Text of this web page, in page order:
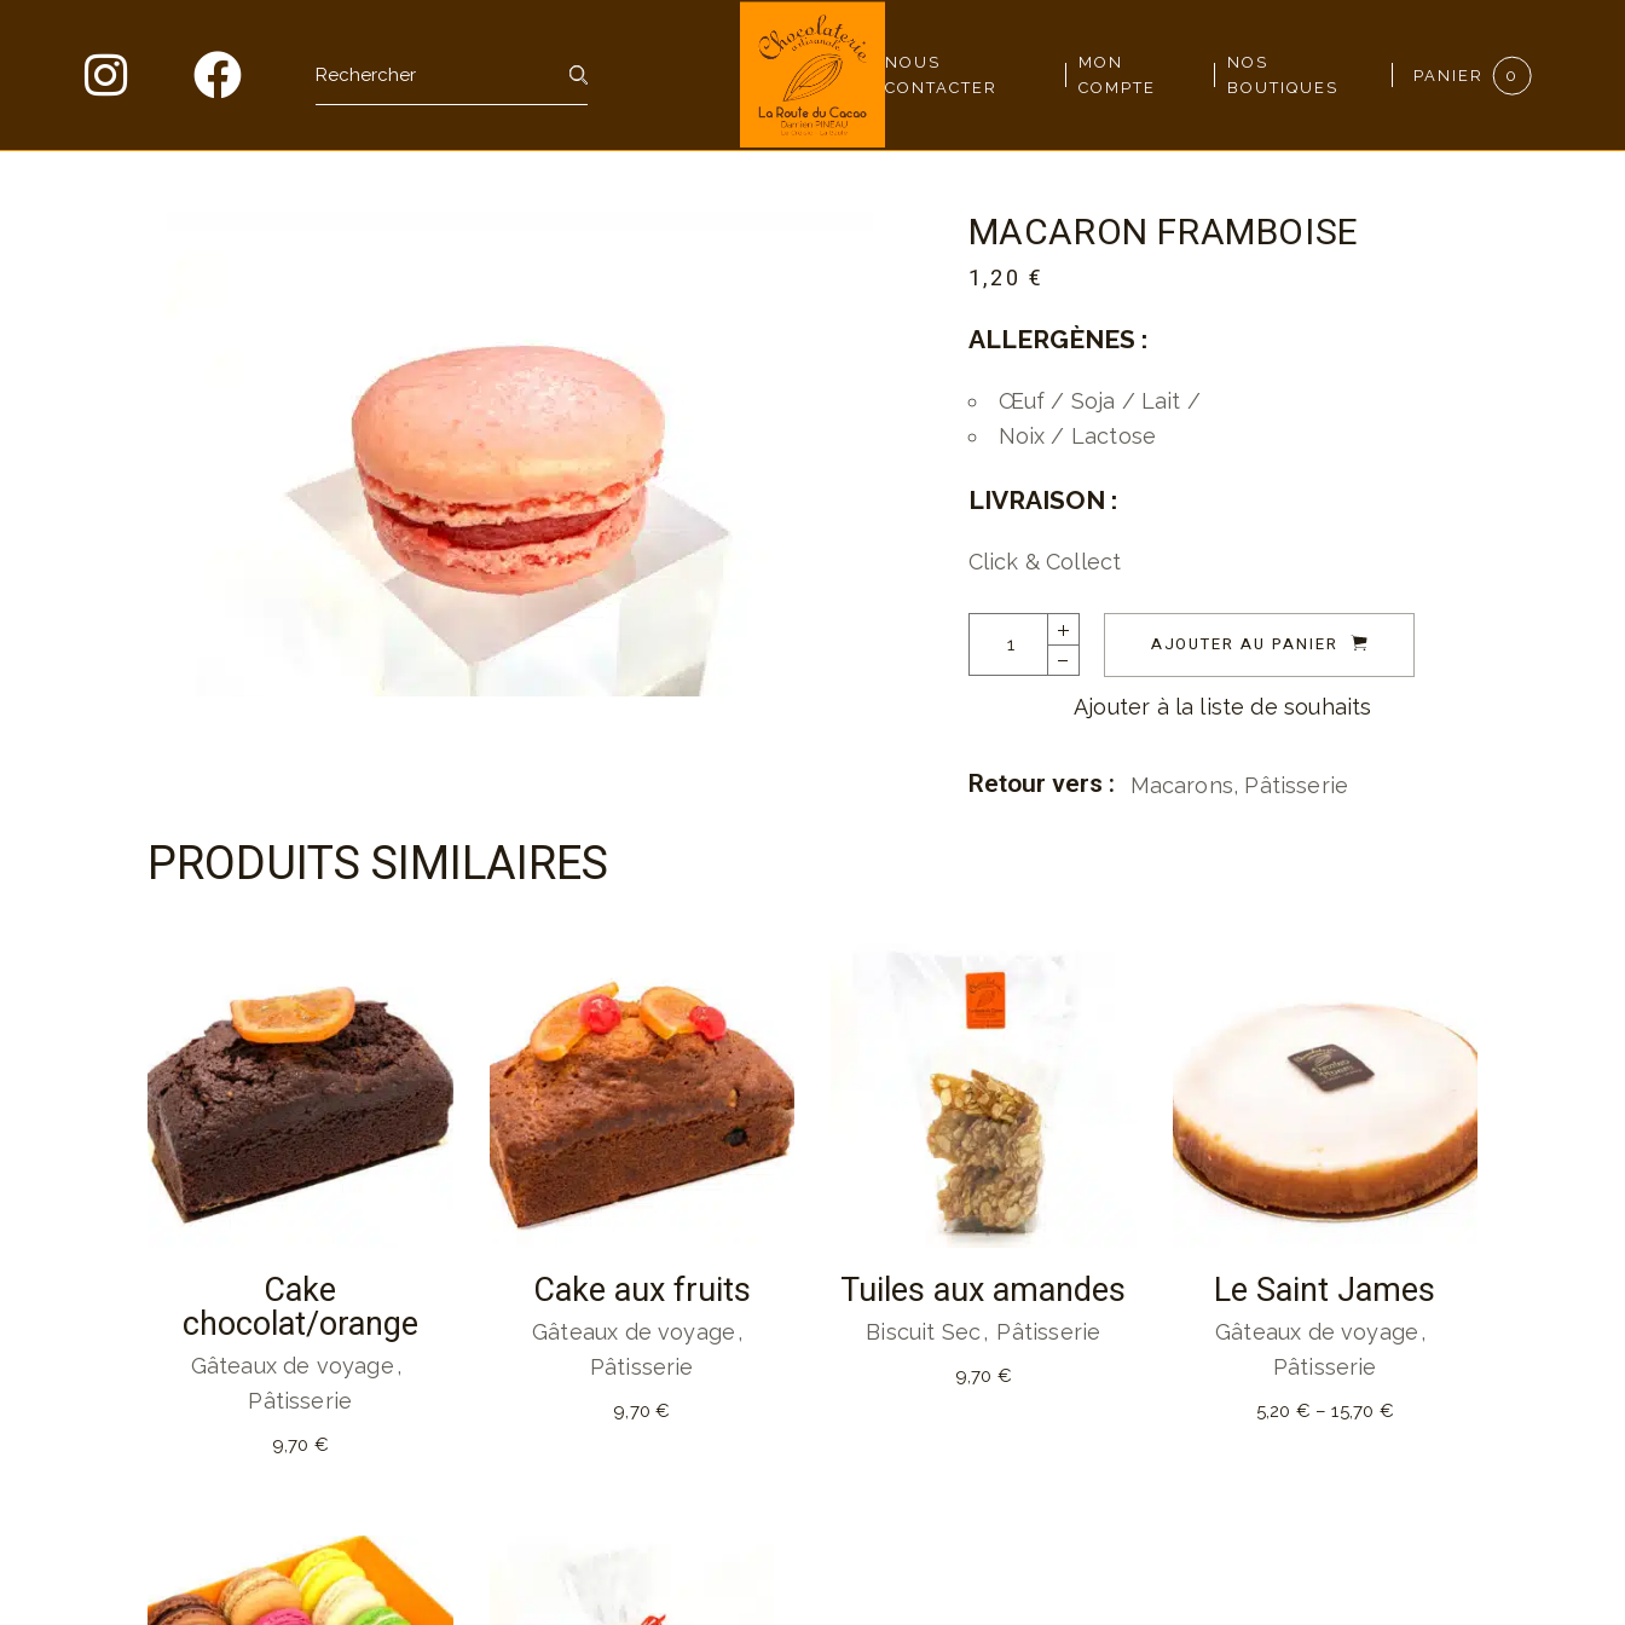
NOUS
CONTACTER
MON
COMPTE
NOS
BOUTIQUES
PANIER 0
MACARON FRAMBOISE
1,20€
ALLERGÈNES :
Œuf / Soja / Lait /
Noix / Lactose
LIVRAISON :
Click & Collect
AJOUTER AU PANIER
Ajouter à la liste de souhaits
Retour vers : Macarons, Pâtisserie
PRODUITS SIMILAIRES
Cake
chocolat/orange
Gâteaux de voyage
Pâtisserie
9,70 €
Cake aux fruits
Gâteaux de voyage
Pâtisserie
9,70€
Tuiles aux amandes
Biscuit Sec Pâtisserie
9,70 €
Le Saint James
Gâteaux de voyage
Pâtisserie
5,20 € –15,70 €